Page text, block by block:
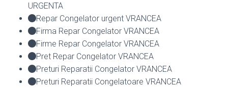
URGENTA
Repar Congelator urgent VRANCEA
Firma Repar Congelator VRANCEA
Firme Repar Congelator VRANCEA
Pret Repar Congelator VRANCEA
Preturi Reparatii Congelator VRANCEA
Preturi Reparatii Congelatoare VRANCEA